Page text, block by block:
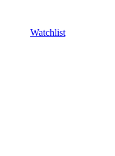
Watchlist